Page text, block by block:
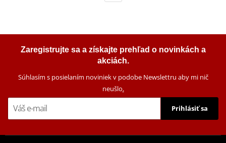
Zaregistrujte sa a získajte prehľad o novinkách a
akciách.
Súhlasím s posielaním noviniek v podobe Newslettru aby mi nič
neušlo.
Prihlásiť sa